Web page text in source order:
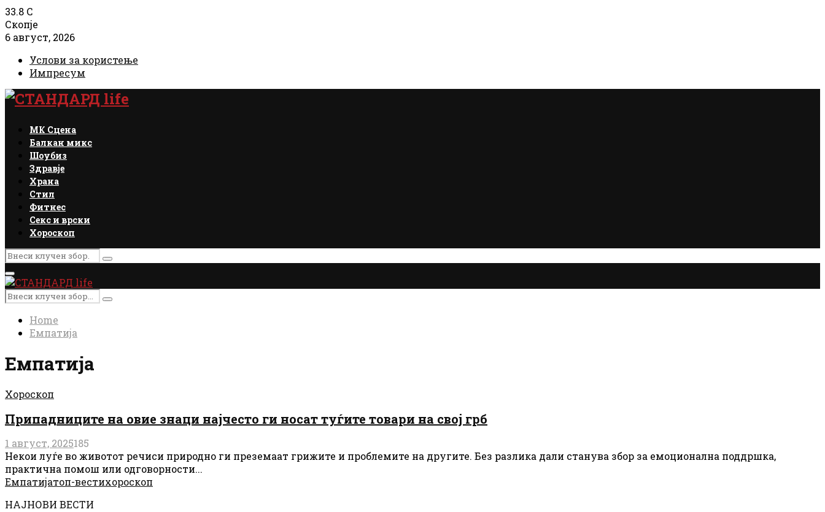
33.8 C
Скопје
6 август, 2026
Услови за користење
Импресум
Facebook
Instagram
Email
Rss
МК Сцена
Балкан микс
Шоубиз
Здравје
Храна
Стил
Фитнес
Секс и врски
Хороскоп
Search
for:
Search
Primary
Menu
Search
for:
Search
Home
Емпатија
Емпатија
Хороскоп
Припадниците на овие знаци најчесто ги носат туѓите товари на свој грб
1 август, 2025185
Некои луѓе во животот речиси природно ги преземаат грижите и проблемите на другите. Без разлика дали станува збор за емоционална поддршка,
практична помош или одговорности...
Емпатијатоп-вестихороскоп
НАЈНОВИ ВЕСТИ